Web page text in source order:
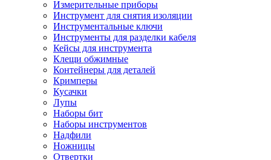
Измерительные приборы
Инструмент для снятия изоляции
Инструментальные ключи
Инструменты для разделки кабеля
Кейсы для инструмента
Клещи обжимные
Контейнеры для деталей
Кримперы
Кусачки
Лупы
Наборы бит
Наборы инструментов
Надфили
Ножницы
Отвертки